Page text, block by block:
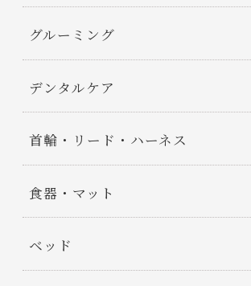
グルーミング
デンタルケア
首輪・リード・ハーネス
食器・マット
ベッド